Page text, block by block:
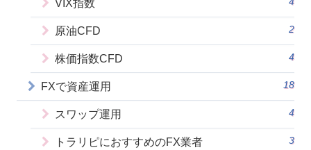
VIX指数
原油CFD 2
株価指数CFD 4
FXで資産運用 18
スワップ運用 4
トラリピにおすすめのFX業者 3